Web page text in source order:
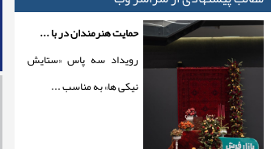
حمایت هنرمندان در با ...
رویداد سه پاس «ستایش
نیکی ها» به مناسب ...